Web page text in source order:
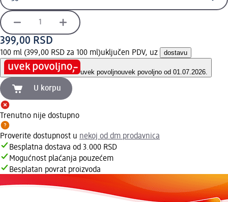
399,00 RSD
100 ml (399,00 RSD za 100 ml)uključen PDV, uz dostavu
uvek povoljnouvek povoljno od 01.07.2026.
U korpu
Trenutno nije dostupno
Proverite dostupnost u nekoj od dm prodavnica
Besplatna dostava od 3.000 RSD
Mogućnost plaćanja pouzećem
Besplatan povrat proizvoda